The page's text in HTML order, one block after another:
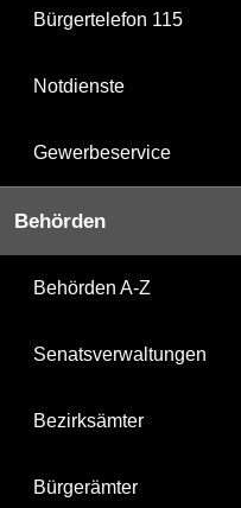
Bürgertelefon 115
Notdienste
Gewerbeservice
Behörden
Behörden A-Z
Senatsverwaltungen
Bezirksämter
Bürgerämter